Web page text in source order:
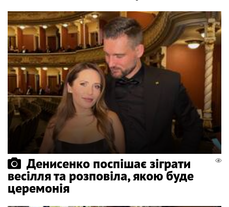
Денисенко поспішає зіграти
весілля та розповіла, якою буде
церемонія